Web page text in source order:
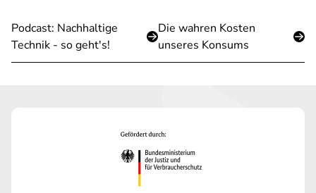
Podcast: Nachhaltige
Technik - so geht's!
Die wahren Kosten
unseres Konsums